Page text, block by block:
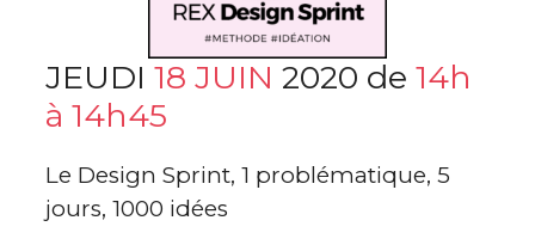
JEUDI 18 JUIN 2020 de 14h
à 14h45
Le Design Sprint, 1 problématique, 5
jours, 1000 idées